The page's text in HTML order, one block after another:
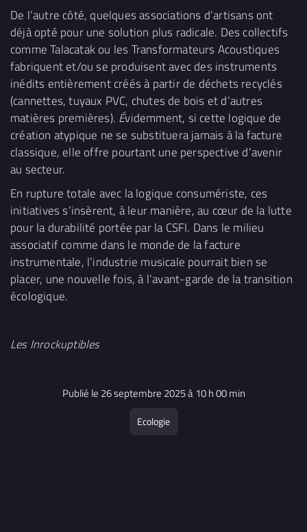
De l’autre côté, quelques associations d’artisans ont
déjà opté pour une solution plus radicale. Des collectifs
comme Talacatak ou les Transformateurs Acoustiques
fabriquent et/ou se produisent avec des instruments
inédits entièrement créés à partir de déchets recyclés
(cannettes, tuyaux PVC, chutes de bois et d’autres
matières premières). Évidemment, si cette logique de
création atypique ne se substituera jamais à la facture
classique, elle offre pourtant une perspective d’avenir
au secteur.
En rupture totale avec la logique consumériste, ces
initiatives s’insèrent, à leur manière, au cœur de la lutte
pour la durabilité portée par la CSFI. Dans le milieu
associatif comme dans le monde de la facture
instrumentale, l’industrie musicale pourrait bien se
placer, une nouvelle fois, à l’avant-garde de la transition
écologique.
Les Inrockuptibles
Publié le 26 septembre 2025 à 10 h 00 min
Ecologie